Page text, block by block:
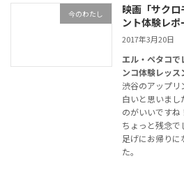
今のわたし
映画「サク
ント体験レ
2017年3月20日
エル・ペタコ
ンコ体験レッス
渋谷のアップ
白いと思いまし
のがいいです
ちょっと残念
足げにお帰り
た。